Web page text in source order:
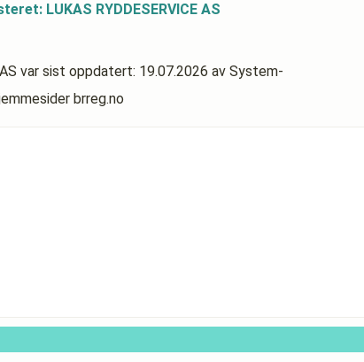
LUKAS RYDDESERVICE AS
var sist oppdatert: 19.07.2026 av System-
brreg.no